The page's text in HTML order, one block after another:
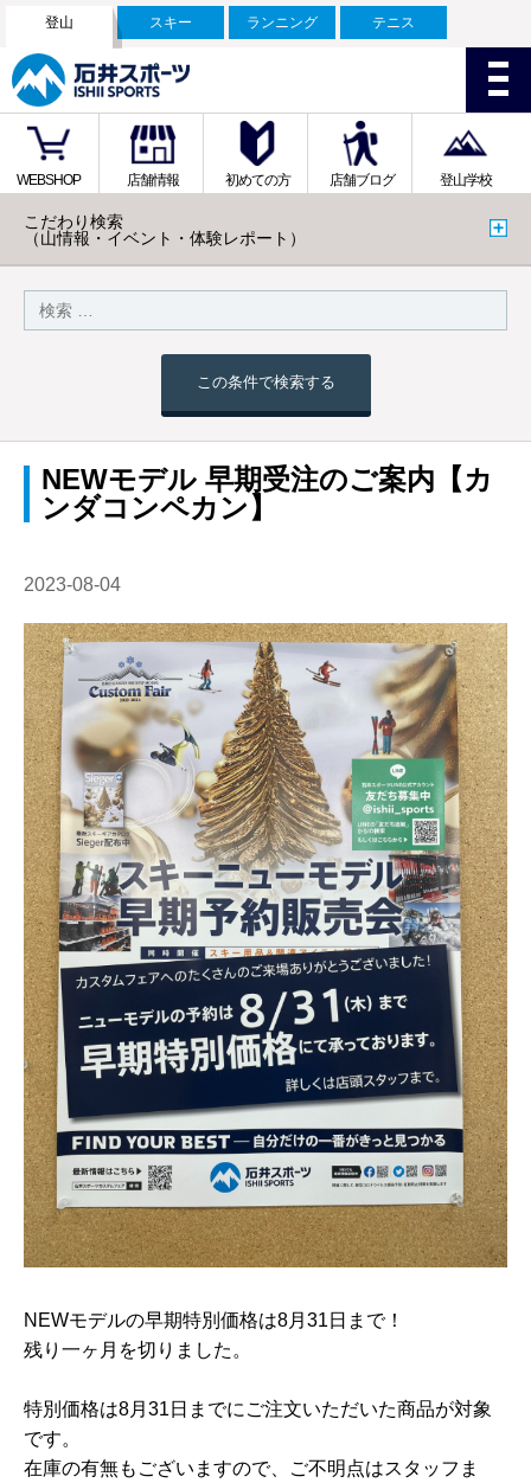
登山 スキー ランニング テニス
WEBSHOP 店舗情報 初めての方 店舗ブログ 登山学校
こだわり検索
（山情報・イベント・体験レポート）
この条件で検索する
NEWモデル 早期受注のご案内【カ
ンダコンペカン】
2023-08-04
NEWモデルの早期特別価格は8月31日まで！
残り一ヶ月を切りました。
特別価格は8月31日までにご注文いただいた商品が対象
です。
在庫の有無もございますので、ご不明点はスタッフま